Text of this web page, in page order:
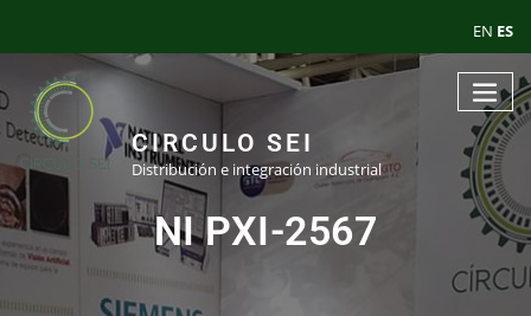
CIRCULO SEI
Distribución e integración industrial
NI PXI-2567
EN ES